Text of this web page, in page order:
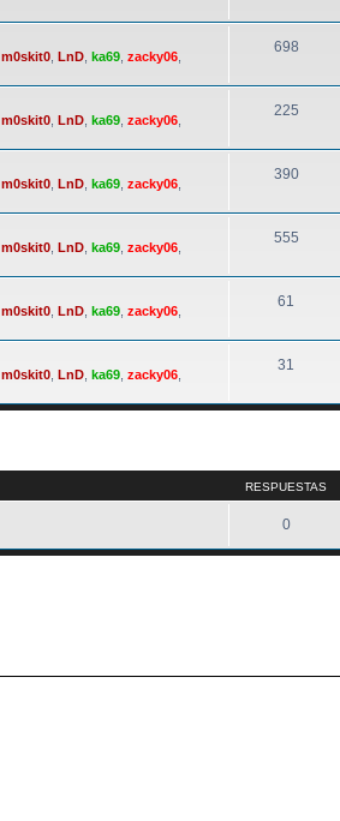
m0skit0 LnD ka69 zacky06
698
m0skit0 LnD ka69 zacky06
225
m0skit0 LnD ka69 zacky06
390
m0skit0 LnD ka69 zacky06
555
m0skit0 LnD ka69 zacky06
61
m0skit0 LnD ka69 zacky06
31
RESPUESTAS
0